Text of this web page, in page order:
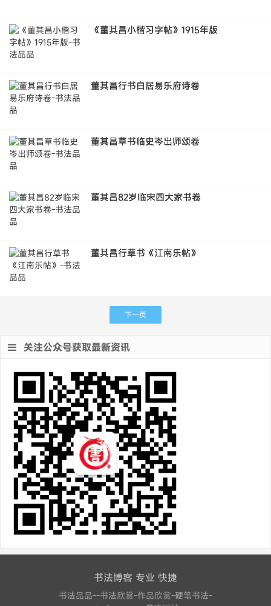
《董其昌小楷习字帖》1915年版
董其昌行书白居易乐府诗卷
董其昌草书临史岑出师颂卷
董其昌82岁临宋四大家书卷
董其昌行草书《江南乐帖》
下一页
关注公众号获取最新资讯
书法博客 专业 快捷
书法品品--书法欣赏-作品欣赏-硬笔书法-